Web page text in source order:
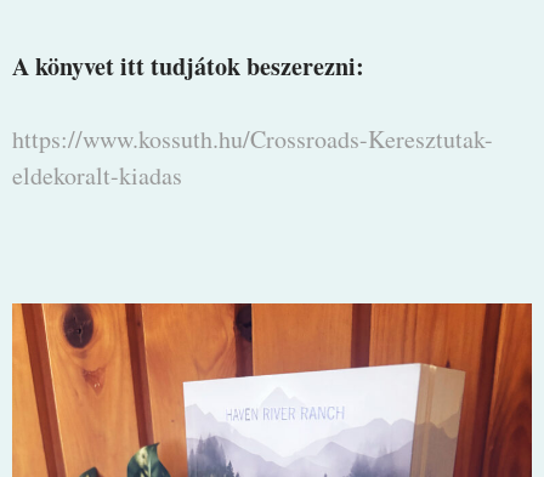
A könyvet itt tudjátok beszerezni:
https://www.kossuth.hu/Crossroads-Keresztutak-
eldekoralt-kiadas